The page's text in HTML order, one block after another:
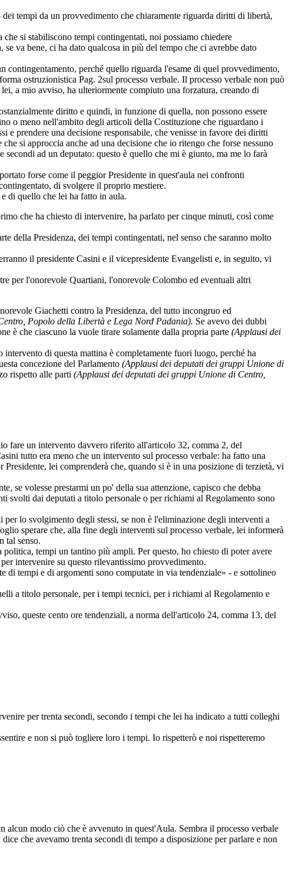
tempi da un provvedimento che chiaramente riguarda diritti di libertà,
si stabiliscono tempi contingentati, noi possiamo chiedere
va bene, ci ha dato qualcosa in più del tempo che ci avrebbe dato
contingentamento, perché quello riguarda l'esame di quel provvedimento,
ostruzionistica Pag. 2sul processo verbale. Il processo verbale non può
a mio avviso, ha ulteriormente compiuto una forzatura, creando di
diritto e quindi, in funzione di quella, non possono essere
o meno nell'ambito degli articoli della Costituzione che riguardano i
prendere una decisione responsabile, che venisse in favore dei diritti
si approccia anche ad una decisione che io ritengo che forse nessuno
ad un deputato: questo è quello che mi è giunto, ma me lo farà
forse come il peggior Presidente in quest'aula nei confronti
di svolgere il proprio mestiere.
di quello che lei ha fatto in aula.
che ha chiesto di intervenire, ha parlato per cinque minuti, così come
della Presidenza, dei tempi contingentati, nel senso che saranno molto
il presidente Casini e il vicepresidente Evangelisti e, in seguito, vi
per l'onorevole Quartiani, l'onorevole Colombo ed eventuali altri
Giachetti contro la Presidenza, del tutto incongruo ed
Popolo della Libertà e Lega Nord Padania). Se avevo dei dubbi
è che ciascuno la vuole tirare solamente dalla propria parte (Applausi dei
di questa mattina è completamente fuori luogo, perché ha
concezione del Parlamento (Applausi dei deputati dei gruppi Unione di
rispetto alle parti (Applausi dei deputati dei gruppi Unione di Centro,
fare un intervento davvero riferito all'articolo 32, comma 2, del
tutto era meno che un intervento sul processo verbale: ha fatto una
lei comprenderà che, quando si è in una posizione di terzietà, vi
se volesse prestarmi un po' della sua attenzione, capisco che debba
svolti dai deputati a titolo personale o per richiami al Regolamento sono
lo svolgimento degli stessi, se non è l'eliminazione degli interventi a
sperare che, alla fine degli interventi sul processo verbale, lei informerà
tal senso.
tempi un tantino più ampli. Per questo, ho chiesto di poter avere
intervenire su questo rilevantissimo provvedimento.
tempi e di argomenti sono computate in via tendenziale» - e sottolineo
a titolo personale, per i tempi tecnici, per i richiami al Regolamento e
queste cento ore tendenziali, a norma dell'articolo 24, comma 13, del
per trenta secondi, secondo i tempi che lei ha indicato a tutti colleghi
e non si può togliere loro i tempi. Io rispetterò e noi rispetteremo
alcun modo ciò che è avvenuto in quest'Aula. Sembra il processo verbale
che avevamo trenta secondi di tempo a disposizione per parlare e non